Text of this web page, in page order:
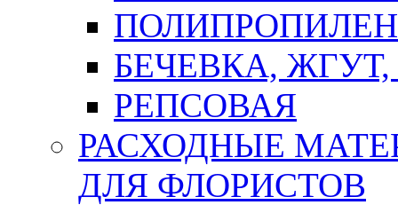
БЕЧЕВКА,
РЕПСОВАЯ
РАСХОДНЫЕ
ДЛЯ ФЛОРИСТОВ